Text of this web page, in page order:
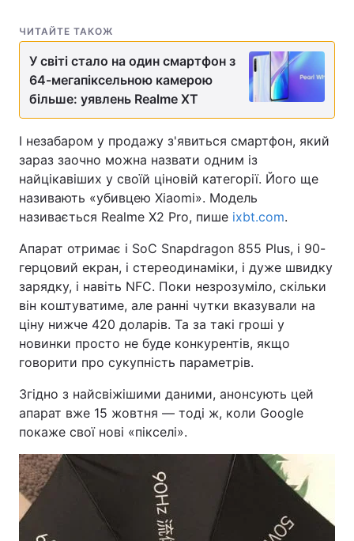
ЧИТАЙТЕ ТАКОЖ
У світі стало на один смартфон з
64-мегапіксельною камерою
більше: уявлень Realme XT
І незабаром у продажу з'явиться смартфон, який
зараз заочно можна назвати одним із
найцікавіших у своїй ціновій категорії. Його ще
називають «убивцею Xiaomi». Модель
називається Realme X2 Pro, пише ixbt.com.
Апарат отримає і SoC Snapdragon 855 Plus, і 90-
герцовий екран, і стереодинаміки, і дуже швидку
зарядку, і навіть NFC. Поки незрозуміло, скільки
він коштуватиме, але ранні чутки вказували на
ціну нижче 420 доларів. Та за такі гроші у
новинки просто не буде конкурентів, якщо
говорити про сукупність параметрів.
Згідно з найсвіжішими даними, анонсують цей
апарат вже 15 жовтня — тоді ж, коли Google
покаже свої нові «пікселі».